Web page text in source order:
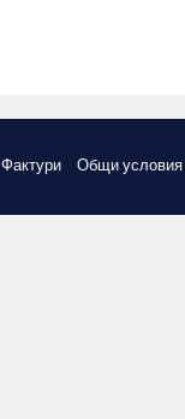
Фактури Общи условия